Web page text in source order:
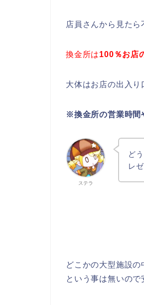
店員さんから見た
換金所は100％お店
大体はお店の出入り
※換金所の営業時間
ステラ
ど
レ
どこかの大型施設
という事は無いので